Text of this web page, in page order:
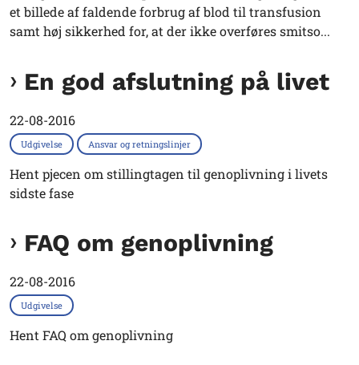
et billede af faldende forbrug af blod til transfusion
samt høj sikkerhed for, at der ikke overføres smitso...
En god afslutning på livet
22-08-2016
Udgivelse Ansvar og retningslinjer
Hent pjecen om stillingtagen til genoplivning i livets
sidste fase
FAQ om genoplivning
22-08-2016
Udgivelse
Hent FAQ om genoplivning